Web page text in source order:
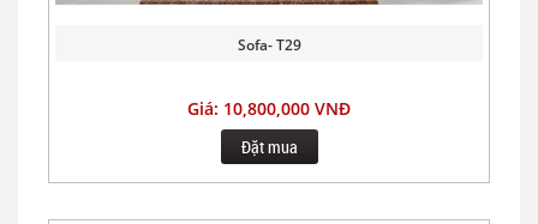
Sofa- T29
Giá: 10,800,000 VNĐ
Đặt mua